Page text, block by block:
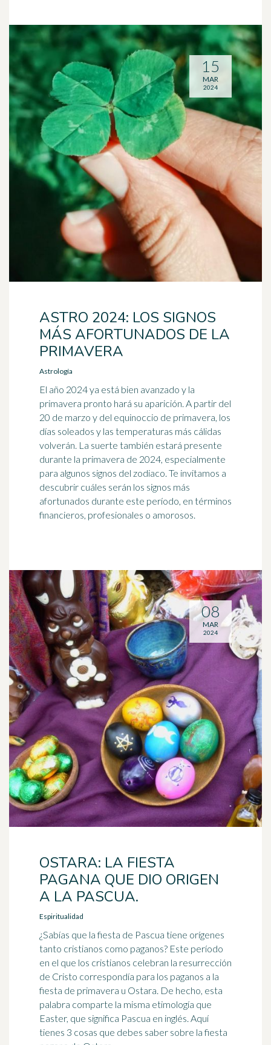
ASTRO 2024: LOS SIGNOS
MÁS AFORTUNADOS DE LA
PRIMAVERA
Astrología
El año 2024 ya está bien avanzado y la
primavera pronto hará su aparición. A partir del
20 de marzo y del equinoccio de primavera, los
días soleados y las temperaturas más cálidas
volverán. La suerte también estará presente
durante la primavera de 2024, especialmente
para algunos signos del zodiaco. Te invitamos a
descubrir cuáles serán los signos más
afortunados durante este período, en términos
financieros, profesionales o amorosos.
15
MAR
2024
OSTARA: LA FIESTA
PAGANA QUE DIO ORIGEN
A LA PASCUA.
Espiritualidad
¿Sabías que la fiesta de Pascua tiene orígenes
tanto cristianos como paganos? Este período
en el que los cristianos celebran la resurrección
de Cristo correspondía para los paganos a la
fiesta de primavera u Ostara. De hecho, esta
palabra comparte la misma etimología que
Easter, que significa Pascua en inglés. Aquí
tienes 3 cosas que debes saber sobre la fiesta
08
MAR
2024